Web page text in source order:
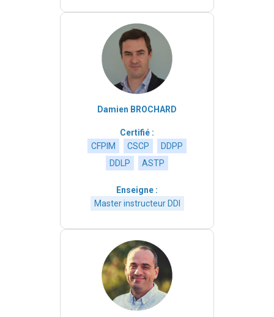
Damien BROCHARD
Certifié :
CFPIM
CSCP
DDPP
DDLP
ASTP
Enseigne :
Master instructeur DDI